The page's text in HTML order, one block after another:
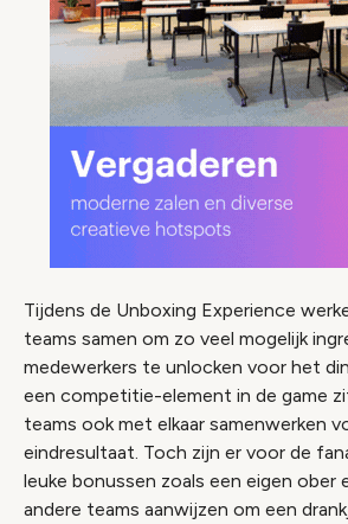
Tijdens de Unboxing Experience
teams samen om zo veel mogelijk
medewerkers te unlocken voor het
een competitie-element in de game
teams ook met elkaar samenwerken
eindresultaat. Toch zijn er voor de
leuke bonussen zoals een eigen ober
andere teams aanwijzen om een